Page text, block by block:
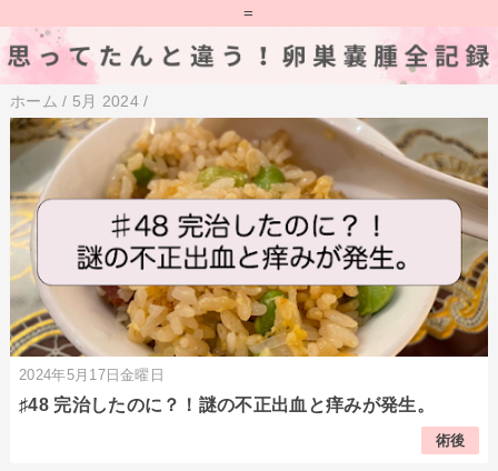
=
ホーム / 5月 2024 /
2024年5月17日金曜日
♯48 完治したのに？！謎の不正出血と痒みが発生。
術後